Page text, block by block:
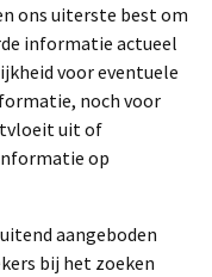
ons uiterste best om
informatie actueel
voor eventuele
noch voor
uit of
op
aangeboden
bij het zoeken